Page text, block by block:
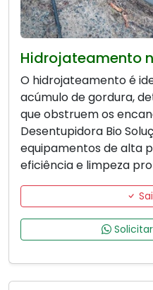
Hidrojateamento
O hidrojateamento é
acúmulo de gordura,
que obstruem os
Desentupidora Bio
equipamentos de alta
eficiência e limpeza